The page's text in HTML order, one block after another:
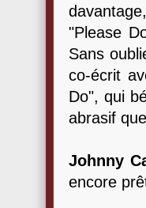
"Please
Sans
co-écrit
Do", qui
abrasif
Johnny
encore